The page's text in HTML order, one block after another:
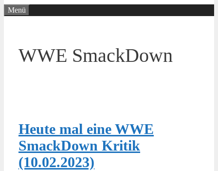
Menü
WWE SmackDown
Heute mal eine WWE
SmackDown Kritik
(10.02.2023)